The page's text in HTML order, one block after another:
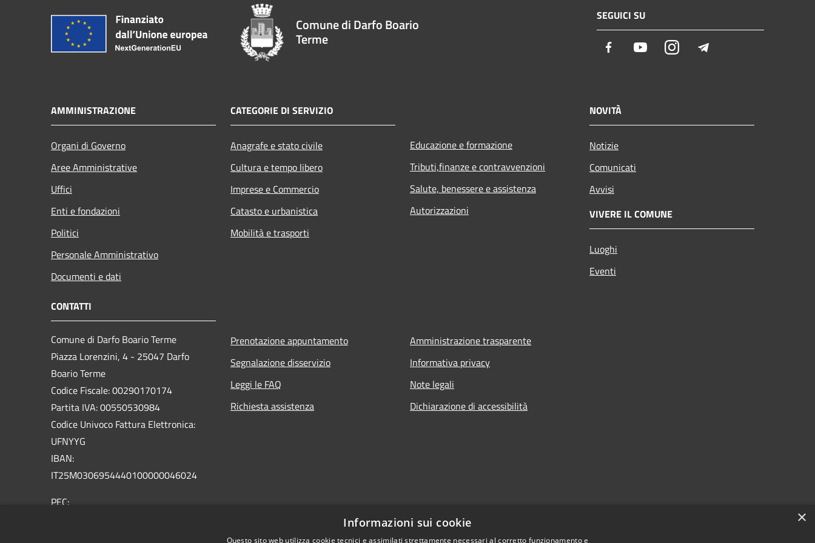
Comune di Darfo Boario
Terme
SEGUICI SU
Facebook YoutubeInstagram
AMMINISTRAZIONE
Organi di Governo
Aree Amministrative
Uffici
Enti e fondazioni
Politici
Personale Amministrativo
Documenti e dati
CATEGORIE DI SERVIZIO
Anagrafe e stato civile
Cultura e tempo libero
Imprese e Commercio
Catasto e urbanistica
Mobilità e trasporti
Educazione e formazione
Tributi,finanze e contravvenzioni
Salute, benessere e assistenza
Autorizzazioni
NOVITÀ
Notizie
Comunicati
Avvisi
VIVERE IL COMUNE
Luoghi
Eventi
CONTATTI
Comune di Darfo Boario Terme
Piazza Lorenzini, 4 - 25047 Darfo
Boario Terme
Codice Fiscale: 00290170174
Partita IVA: 00550530984
Codice Univoco Fattura Elettronica:
UFNYYG
IBAN:
IT25M0306954440100000046024
PEC:
Prenotazione appuntamento
Segnalazione disservizio
Leggi le FAQ
Richiesta assistenza
Amministrazione trasparente
Informativa privacy
Note legali
Dichiarazione di accessibilità
×
Informazioni sui cookie
Questo sito web utilizza cookie tecnici e assimilati strettamente necessari al corretto funzionamento e